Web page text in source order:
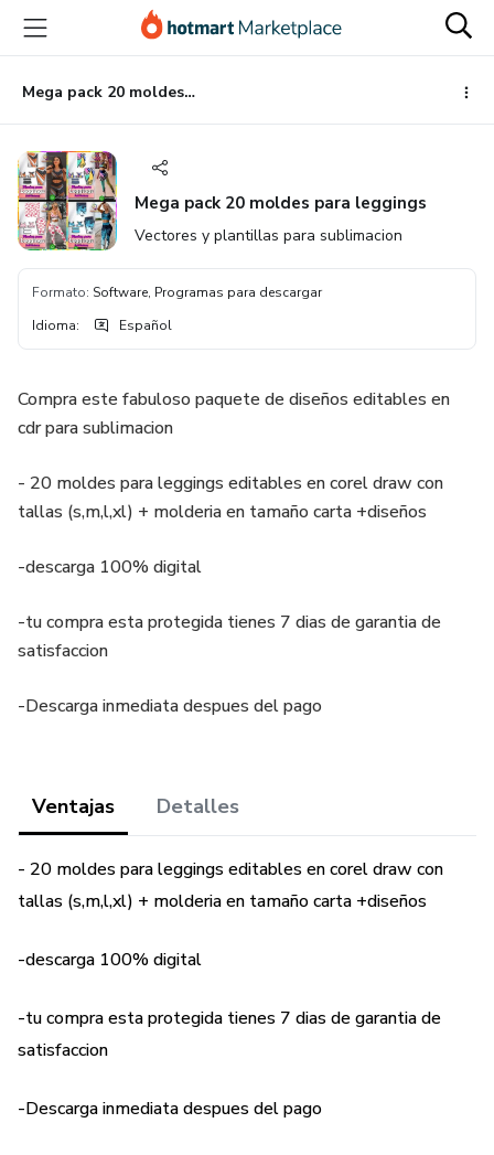
principal
página
de
página
Mega pack 20 moldes para leggings
Mega pack 20 moldes para leggings
Vectores y plantillas para sublimacion
Formato: Software, Programas para descargar
Idioma: Español
Compra este fabuloso paquete de diseños editables en
cdr para sublimacion
- 20 moldes para leggings editables en corel draw con
tallas (s,m,l,xl) + molderia en tamaño carta +diseños
-descarga 100% digital
-tu compra esta protegida tienes 7 dias de garantia de
satisfaccion
-Descarga inmediata despues del pago
Ventajas Detalles
- 20 moldes para leggings editables en corel draw con
tallas (s,m,l,xl) + molderia en tamaño carta +diseños
-descarga 100% digital
-tu compra esta protegida tienes 7 dias de garantia de
satisfaccion
-Descarga inmediata despues del pago